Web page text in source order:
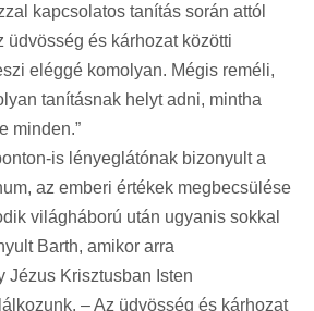
kapcsolatos tanítás során attól
üdvösség és kárhozat közötti
eléggé komolyan. Mégis reméli,
tanításnak helyt adni, mintha
minden.”
is lényeglátónak bizonyult a
az emberi értékek megbecsülése
világháború után ugyanis sokkal
Barth, amikor arra
Jézus Krisztusban Isten
– Az üdvösség és kárhozat